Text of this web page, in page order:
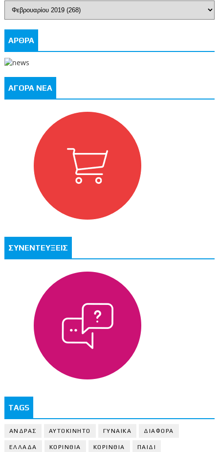
ΑΡΘΡΑ
ΑΓΟΡΑ ΝΕΑ
ΣΥΝΕΝΤΕΥΞΕΙΣ
TAGS
ΑΝΔΡΑΣ ΑΥΤΟΚΙΝΗΤΟ ΓΥΝΑΙΚΑ ΔΙΑΦΟΡΑ
ΕΛΛΑΔΑ ΚΟΡΙΝΘΙΑ ΚΟΡΙΝΘΙA ΠΑΙΔΙ